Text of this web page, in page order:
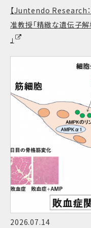
【Juntendo Research
准教授「精緻な遺伝子
」
2026.07.14